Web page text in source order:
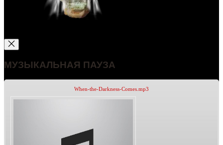
МУЗЫКАЛЬНАЯ ПАУЗА
When-the-Darkness-Comes.mp3